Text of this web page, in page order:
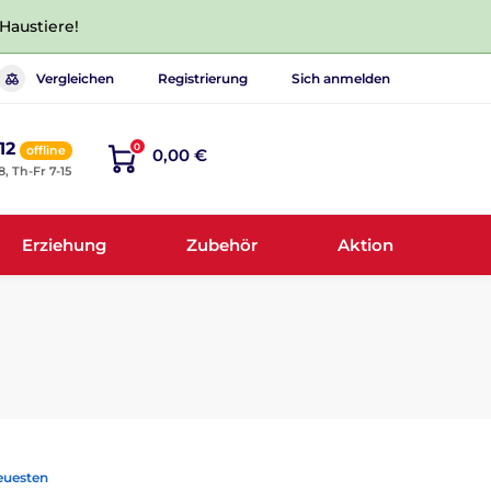
Vergleichen Registrierung Sich anmelden
offline
Th-Fr 7-15
0 0,00 €
Erziehung Zubehör Aktion